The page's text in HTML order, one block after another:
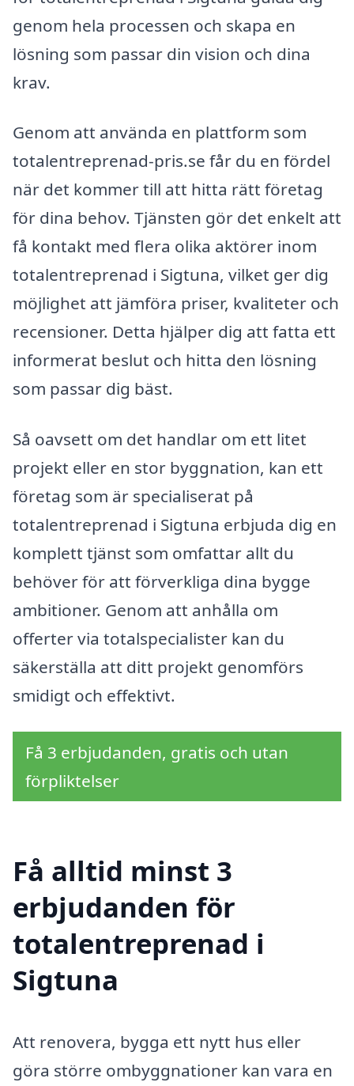
genom hela processen och skapa en
lösning som passar din vision och dina
krav.
Genom att använda en plattform som
totalentreprenad-pris.se får du en fördel
när det kommer till att hitta rätt företag
för dina behov. Tjänsten gör det enkelt att
få kontakt med flera olika aktörer inom
totalentreprenad i Sigtuna, vilket ger dig
möjlighet att jämföra priser, kvaliteter och
recensioner. Detta hjälper dig att fatta ett
informerat beslut och hitta den lösning
som passar dig bäst.
Så oavsett om det handlar om ett litet
projekt eller en stor byggnation, kan ett
företag som är specialiserat på
totalentreprenad i Sigtuna erbjuda dig en
komplett tjänst som omfattar allt du
behöver för att förverkliga dina bygge
ambitioner. Genom att anhålla om
offerter via totalspecialister kan du
säkerställa att ditt projekt genomförs
smidigt och effektivt.
Få 3 erbjudanden, gratis och utan
förpliktelser
Få alltid minst 3
erbjudanden för
totalentreprenad i
Sigtuna
Att renovera, bygga ett nytt hus eller
göra större ombyggnationer kan vara en